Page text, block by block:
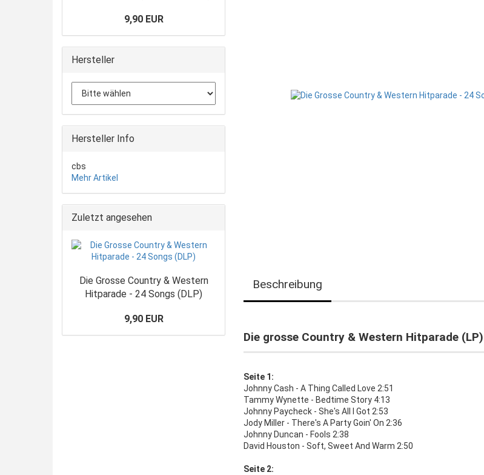
Beschreibung
Die grosse Country & Western Hitparade (LP)
Seite 1:
Johnny Cash - A Thing Called Love 2:51
Tammy Wynette - Bedtime Story 4:13
Johnny Paycheck - She's All I Got 2:53
Jody Miller - There's A Party Goin' On 2:36
Johnny Duncan - Fools 2:38
David Houston - Soft, Sweet And Warm 2:50
Seite 2:
9,90 EUR
Hersteller
Hersteller Info
cbs
Mehr Artikel
Zuletzt angesehen
Die Grosse Country & Western
Hitparade - 24 Songs (DLP)
9,90 EUR